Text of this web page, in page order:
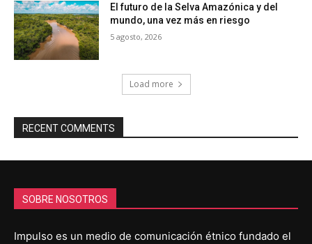
El futuro de la Selva Amazónica y del
mundo, una vez más en riesgo
5 agosto, 2026
Load more
RECENT COMMENTS
SOBRE NOSOTROS
Impulso es un medio de comunicación étnico fundado el